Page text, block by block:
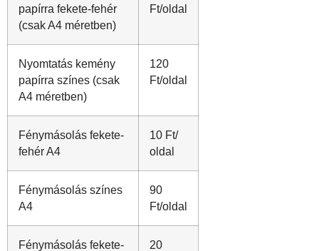
papírra fekete-fehér
(csak A4 méretben)
Ft/oldal
Nyomtatás kemény
papírra színes (csak
A4 méretben)
120
Ft/oldal
Fénymásolás fekete-
fehér A4
10 Ft/
oldal
Fénymásolás színes
A4
90
Ft/oldal
Fénymásolás fekete-
20